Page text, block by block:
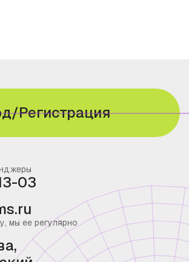
Регистрация
03
мы ее регулярно